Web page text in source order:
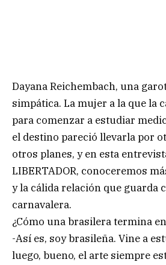
Dayana Reichembach, una
simpática. La mujer a la que la
para comenzar a estudiar
el destino pareció llevarla por
otros planes, y en esta
LIBERTADOR, conoceremos
y la cálida relación que guarda
carnavalera.
¿Cómo una brasilera termina
-Así es, soy brasileña. Vine a
luego, bueno, el arte siempre